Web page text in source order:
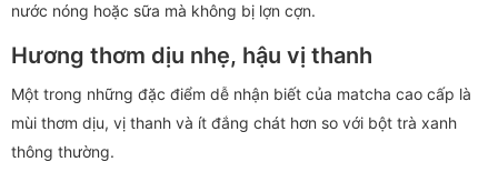
nước nóng hoặc sữa mà không bị lợn cợn.
Hương thơm dịu nhẹ, hậu vị thanh
Một trong những đặc điểm dễ nhận biết của matcha cao cấp là
mùi thơm dịu, vị thanh và ít đắng chát hơn so với bột trà xanh
thông thường.